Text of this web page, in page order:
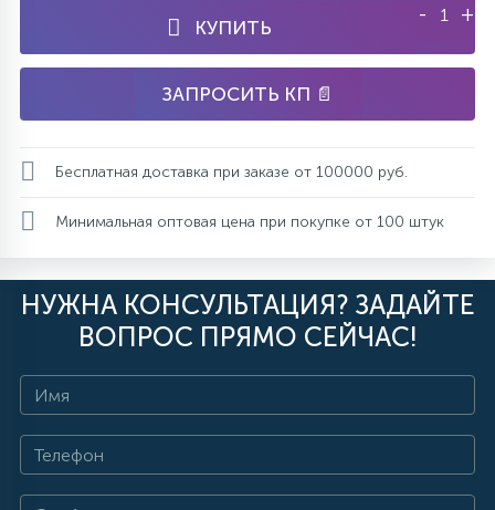
КУПИТЬ
- +
ЗАПРОСИТЬ КП 📄
Бесплатная доставка при заказе от 100000 руб.
Минимальная оптовая цена при покупке от 100 штук
НУЖНА КОНСУЛЬТАЦИЯ? ЗАДАЙТЕ
ВОПРОС ПРЯМО СЕЙЧАС!